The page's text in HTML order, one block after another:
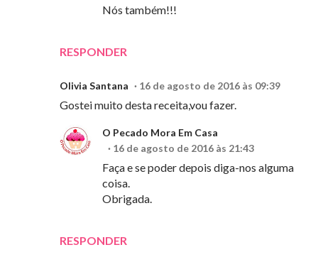
RESPONDER
Nós também!!!
Olivia Santana 16 de agosto de 2016 às 09:39
Gostei muito desta receita,vou fazer.
RESPONDER
O Pecado Mora Em Casa
16 de agosto de 2016 às 21:43
Faça e se poder depois diga-nos alguma
coisa.
Obrigada.